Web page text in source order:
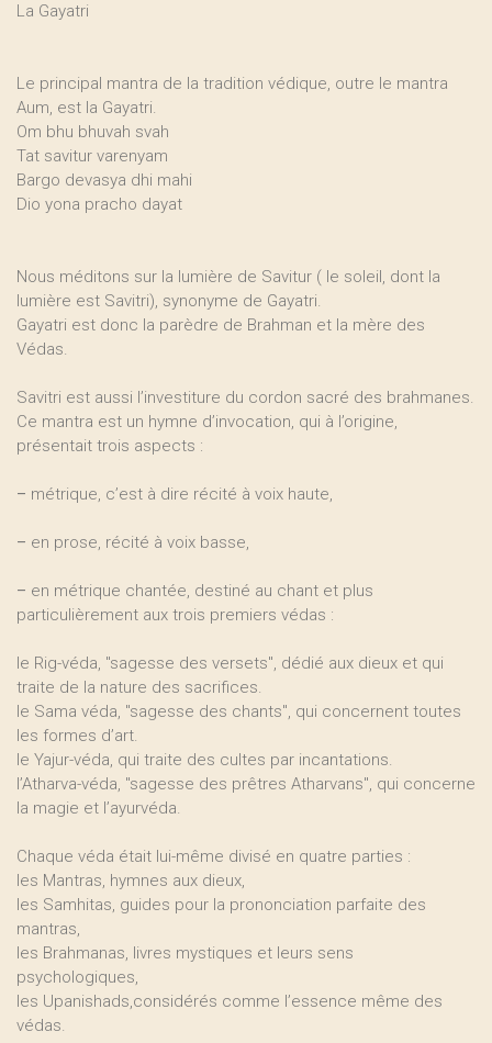
La Gayatri
Le principal mantra de la tradition védique, outre le mantra
Aum, est la Gayatri.
Om bhu bhuvah svah
Tat savitur varenyam
Bargo devasya dhi mahi
Dio yona pracho dayat
Nous méditons sur la lumière de Savitur ( le soleil, dont la
lumière est Savitri), synonyme de Gayatri.
Gayatri est donc la parèdre de Brahman et la mère des
Védas.
Savitri est aussi l’investiture du cordon sacré des brahmanes.
Ce mantra est un hymne d’invocation, qui à l’origine,
présentait trois aspects :
– métrique, c’est à dire récité à voix haute,
– en prose, récité à voix basse,
– en métrique chantée, destiné au chant et plus
particulièrement aux trois premiers védas :
le Rig-véda, "sagesse des versets", dédié aux dieux et qui
traite de la nature des sacrifices.
le Sama véda, "sagesse des chants", qui concernent toutes
les formes d’art.
le Yajur-véda, qui traite des cultes par incantations.
l’Atharva-véda, "sagesse des prêtres Atharvans", qui concerne
la magie et l’ayurvéda.
Chaque véda était lui-même divisé en quatre parties :
les Mantras, hymnes aux dieux,
les Samhitas, guides pour la prononciation parfaite des
mantras,
les Brahmanas, livres mystiques et leurs sens
psychologiques,
les Upanishads,considérés comme l’essence même des
védas.